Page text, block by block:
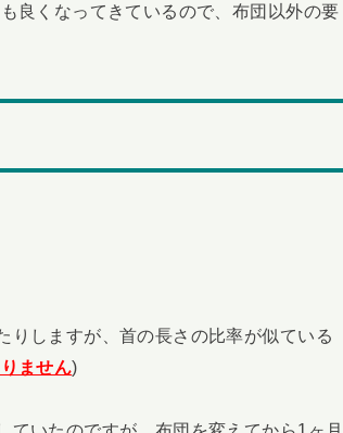
良くなってきているので、布団以外の要
りしますが、首の長さの比率が似ている
ません)